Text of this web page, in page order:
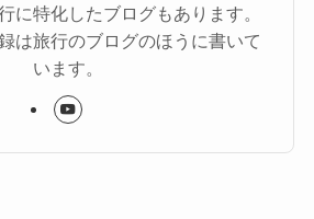
に特化したブログもあります。
は旅行のブログのほうに書いて
います。